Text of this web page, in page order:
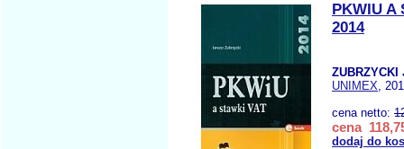
PKWIU A
2014
ZUBRZYCKI
UNIMEX,
cena netto:
cena
dodaj do